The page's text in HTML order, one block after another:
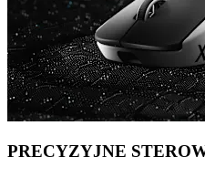
PRECYZYJNE